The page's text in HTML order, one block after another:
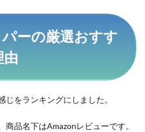
ーの厳選おすす
由
をランキングにしました。
品名下はAmazonレビューです。